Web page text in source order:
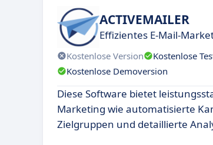
ACTIVEMAILER
Effizientes E-Mail-
Kostenlose Version
Kostenlose
Kostenlose Demoversion
Diese Software bietet
Marketing wie automatisierte
Zielgruppen und detaillierte